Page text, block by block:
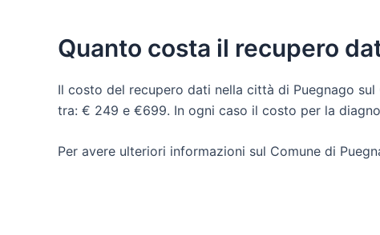
Quanto costa il recupero
Il costo del recupero dati nella città di Puegnago
tra: € 249 e €699. In ogni caso il costo per la
Per avere ulteriori informazioni sul Comune di